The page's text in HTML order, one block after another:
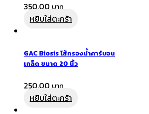
350.00
หยิบใส่ตะกร้า
GAC Biosis ไส้กรองน้ำคาร์บอน
เกล็ด ขนาด 20 นิ้ว
250.00
หยิบใส่ตะกร้า